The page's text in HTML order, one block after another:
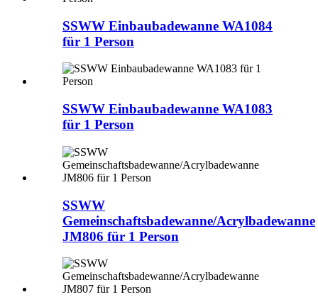
SSWW Einbaubadewanne WA1084
für 1 Person
SSWW Einbaubadewanne WA1083
für 1 Person
SSWW
Gemeinschaftsbadewanne/Acrylbadewanne
JM806 für 1 Person